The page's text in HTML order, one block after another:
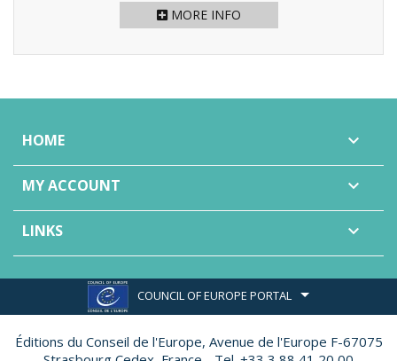
MORE INFO
HOME 
MY ACCOUNT 
LINKS 
COUNCIL OF EUROPE PORTAL
Éditions du Conseil de l'Europe, Avenue de l'Europe F-67075